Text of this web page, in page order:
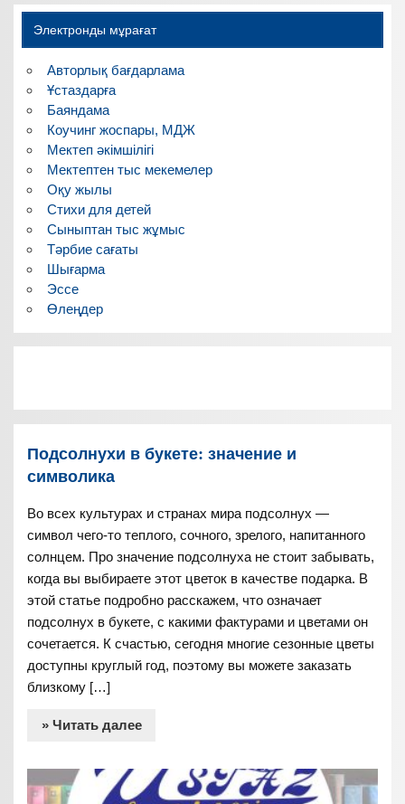
Электронды мұрағат
Авторлық бағдарлама
Ұстаздарға
Баяндама
Коучинг жоспары, МДЖ
Мектеп әкімшілігі
Мектептен тыс мекемелер
Оқу жылы
Стихи для детей
Сыныптан тыс жұмыс
Тәрбие сағаты
Шығарма
Эссе
Өлеңдер
Подсолнухи в букете: значение и
символика
Во всех культурах и странах мира подсолнух —
символ чего-то теплого, сочного, зрелого, напитанного
солнцем. Про значение подсолнуха не стоит забывать,
когда вы выбираете этот цветок в качестве подарка. В
этой статье подробно расскажем, что означает
подсолнух в букете, с какими фактурами и цветами он
сочетается. К счастью, сегодня многие сезонные цветы
доступны круглый год, поэтому вы можете заказать
близкому […]
» Читать далее